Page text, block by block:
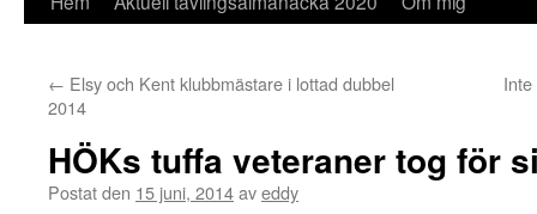
← Elsy och Kent klubbmästare i lottad dubbel
2014
HÖKs tuffa veteraner tog för
Postat den 15 juni, 2014aveddy